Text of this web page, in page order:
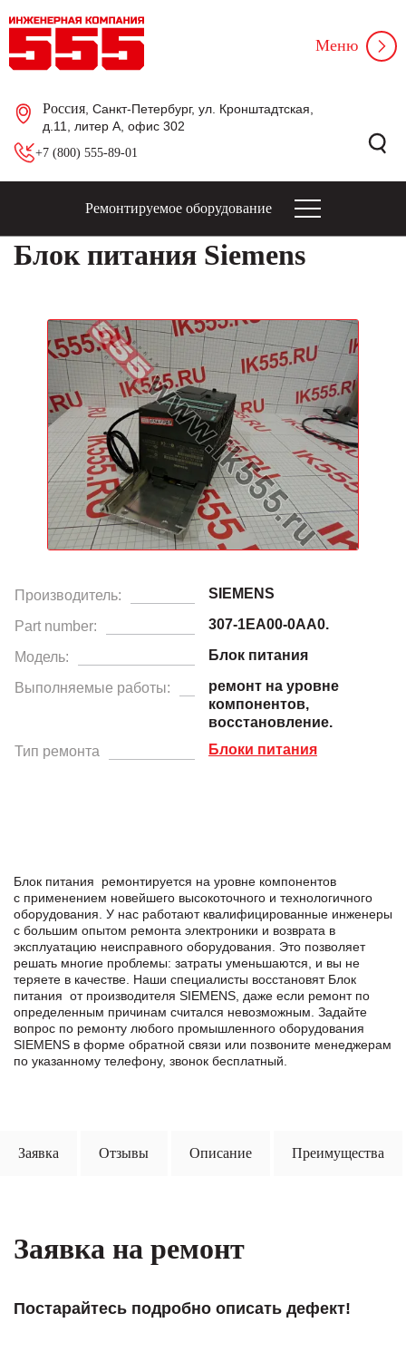
Россия , Санкт-Петербург, ул. Кронштадтская,
д.11, литер А, офис 302
+7 (800) 555-89-01
Меню
Ремонтируемое оборудование
Блок питания Siemens
Производитель: SIEMENS
Part number: 307-1EA00-0AA0.
Модель: Блок питания
Выполняемые работы:
ремонт на уровне
компонентов,
восстановление.
Тип ремонта
Блоки питания
Блок питания ремонтируется на уровне компонентов
с применением новейшего высокоточного и технологичного
оборудования. У нас работают квалифицированные инженеры
с большим опытом ремонта электроники и возврата в
эксплуатацию неисправного оборудования. Это позволяет
решать многие проблемы: затраты уменьшаются, и вы не
теряете в качестве. Наши специалисты восстановят Блок
питания от производителя SIEMENS, даже если ремонт по
определенным причинам считался невозможным. Задайте
вопрос по ремонту любого промышленного оборудования
SIEMENS в формe обратной связи или позвоните менеджерам
по указанному телефону, звонок бесплатный.
Заявка Отзывы Описание Преимущества
Заявка на ремонт
Постарайтесь подробно описать дефект!